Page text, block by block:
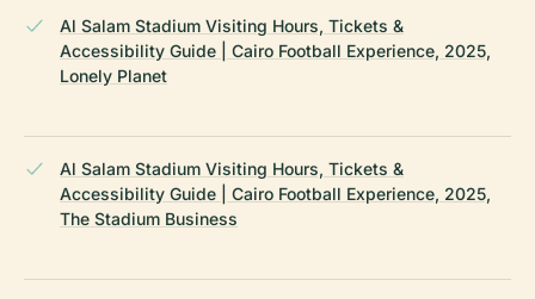
Al Salam Stadium Visiting Hours, Tickets &
Accessibility Guide | Cairo Football Experience, 2025,
Lonely Planet
Al Salam Stadium Visiting Hours, Tickets &
Accessibility Guide | Cairo Football Experience, 2025,
The Stadium Business